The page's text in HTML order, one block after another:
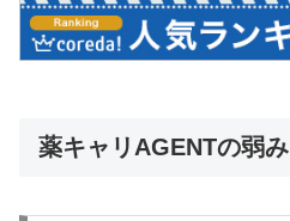
薬キャリAGENTの弱み